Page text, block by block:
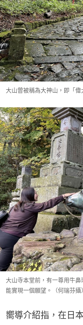
大山曾被稱為大神山，即「偉
大山寺本堂前，有一尊用牛
能實現一個願望。（何瑞芬攝）
嚮導介紹指，在日